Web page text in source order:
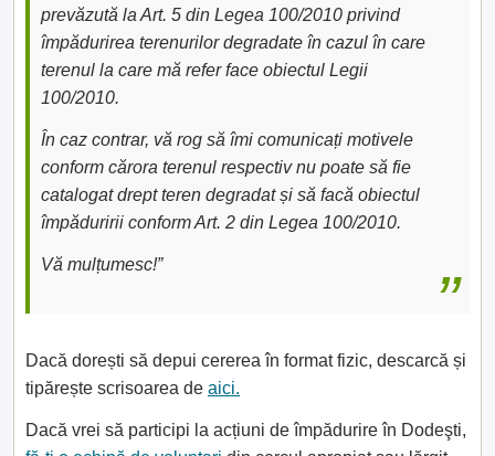
prevăzută la Art. 5 din Legea 100/2010 privind
împădurirea terenurilor degradate în cazul în care
terenul la care mă refer face obiectul Legii
100/2010.
În caz contrar, vă rog să îmi comunicați motivele
conform cărora terenul respectiv nu poate să fie
catalogat drept teren degradat și să facă obiectul
împăduririi conform Art. 2 din Legea 100/2010.
Vă mulțumesc!”
Dacă dorești să depui cererea în format fizic, descarcă și
tipărește scrisoarea de aici.
Dacă vrei să participi la acțiuni de împădurire în Dodeşti,